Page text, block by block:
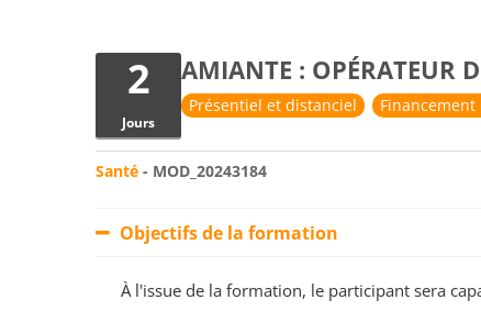
2
Jours
AMIANTE : OPÉRATEUR
Présentiel et distanciel Financement
Santé - MOD_20243184
Objectifs de la formation
À l'issue de la formation, le participant sera